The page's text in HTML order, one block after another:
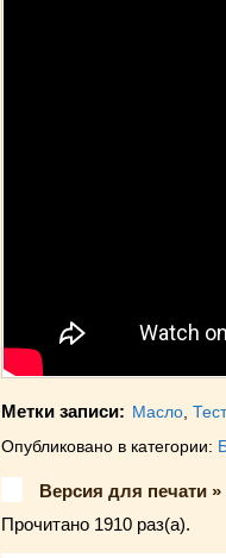
Метки записи: Масло ,
Опубликовано в категории:
Версия для печати »
Прочитано 1910 раз(a).